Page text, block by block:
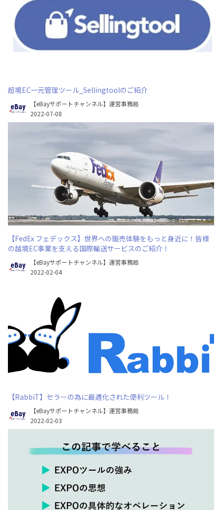
超境EC一元管理ツール_Sellingtoolのご紹介
【eBayサポートチャンネル】運営事務局
2022-07-08
【FedEx フェデックス】世界への販売体験をもっと身近に！皆様
の越境EC事業を支える国際輸送サービスのご紹介！
【eBayサポートチャンネル】運営事務局
2022-02-04
【RabbiT】セラーの為に最適化された便利ツール！
【eBayサポートチャンネル】運営事務局
2022-02-03